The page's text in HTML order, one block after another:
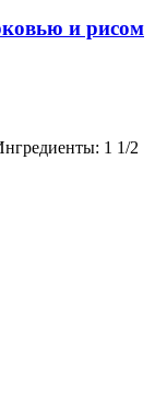
и рисом
1 1/2